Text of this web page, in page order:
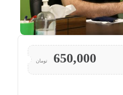
650,000 تومان